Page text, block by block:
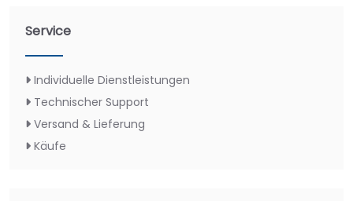
Service
Individuelle Dienstleistungen
Technischer Support
Versand & Lieferung
Käufe